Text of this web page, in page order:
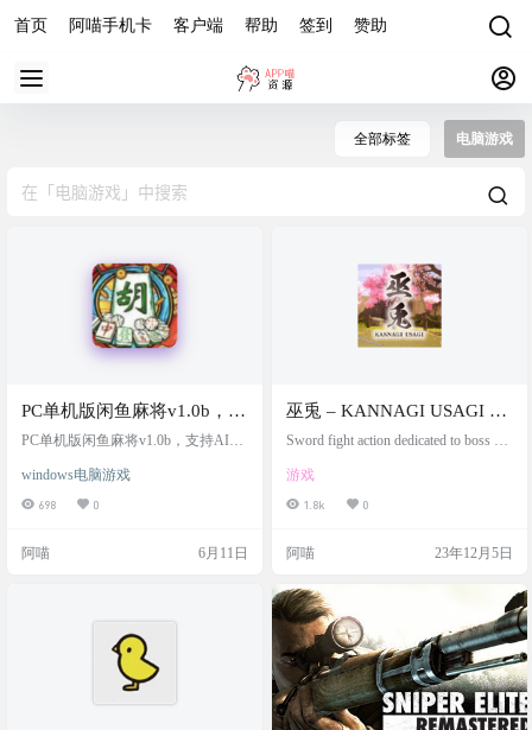
首页 阿喵手机卡 客户端 帮助 签到 赞助
全部标签 电脑游戏
PC单机版闲鱼麻将v1.0b，支
持AI对战、多种难度、语音
win10/11
PC单机版闲鱼麻将v1.0b，支持AI对
算~支持win10/11 游戏截图 游戏操作
【操作步骤】快捷按键&功能&状
3、P：碰 | 可碰时4、G： 杠 | 可杠时
windows电脑游戏
698 0
阿喵 6月11日
巫兎 – KANNAGI USAGI –
steam免费入库下载
Sword fight action dedicated to boss bat
to sword clashes. 基本一比一仿制只
狼，又称只狼转生 ~到了二次元就拿
喵我想称他为只娘：影逝二度，角
击感完全仿照只狼。虽然作…
游戏
1.8k 0
阿喵 23年12月5日